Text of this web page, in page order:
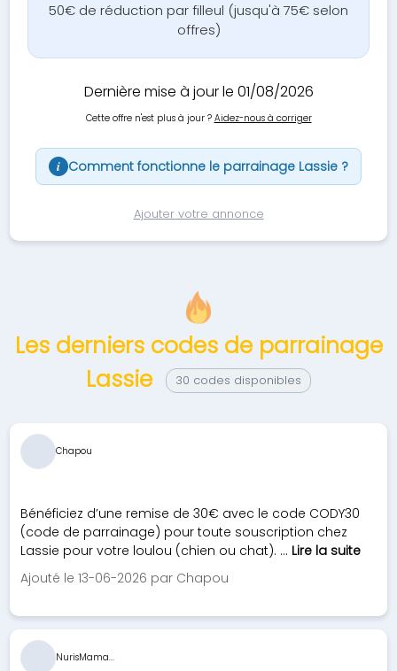
50€ de réduction par filleul (jusqu'à 75€ selon
offres)
Dernière mise à jour le 01/08/2026
Cette offre n'est plus à jour ? Aidez-nous à corriger
i Comment fonctionne le parrainage Lassie ?
Ajouter votre annonce
Les derniers codes de parrainage
Lassie
30 codes disponibles
Bénéficiez d’une remise de 30€ avec le code CODY30
(code de parrainage) pour toute souscription chez
Lassie pour votre loulou (chien ou chat). ... Lire la suite
Ajouté le 13-06-2026 par Chapou
Chapou
NurisMama...